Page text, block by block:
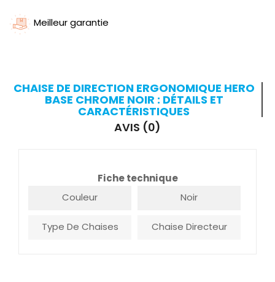
Meilleur garantie
CHAISE DE DIRECTION ERGONOMIQUE HERO
BASE CHROME NOIR : DÉTAILS ET
CARACTÉRISTIQUES
AVIS (0)
Fiche technique
Couleur
Noir
Type De Chaises Chaise Directeur